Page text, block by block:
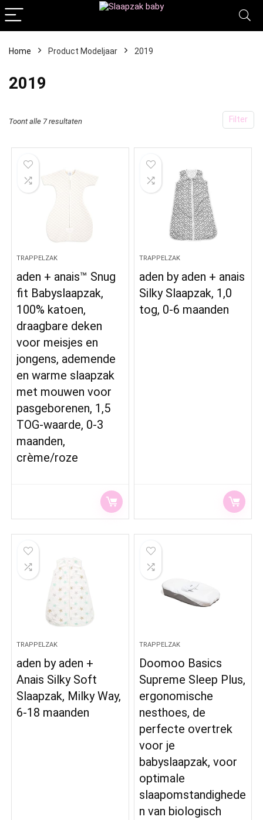
Home Product Modeljaar ‎2019
‎2019
Filter
Toont alle 7 resultaten
TRAPPELZAK
aden + anais™ Snug
fit Babyslaapzak,
100% katoen,
draagbare deken
voor meisjes en
jongens, ademende
en warme slaapzak
met mouwen voor
pasgeborenen, 1,5
TOG-waarde, 0-3
maanden,
crème/roze
TRAPPELZAK
aden by aden + anais
Silky Slaapzak, 1,0
tog, 0-6 maanden
TRAPPELZAK
aden by aden +
Anais Silky Soft
Slaapzak, Milky Way,
6-18 maanden
TRAPPELZAK
Doomoo Basics
Supreme Sleep Plus,
ergonomische
nesthoes, de
perfecte overtrek
voor je
babyslaapzak, voor
optimale
slaapomstandighede
n van biologisch